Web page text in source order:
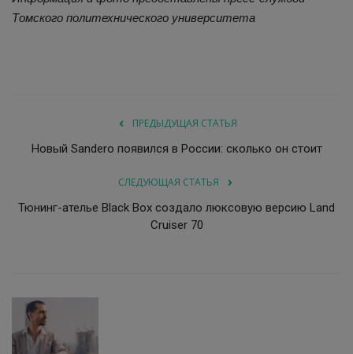
Томского политехнического университета
ПРЕДЫДУЩАЯ СТАТЬЯ
Новый Sandero появился в России: сколько он стоит
СЛЕДУЮЩАЯ СТАТЬЯ
Тюнинг-ателье Black Box создало люксовую версию Land
Cruiser 70